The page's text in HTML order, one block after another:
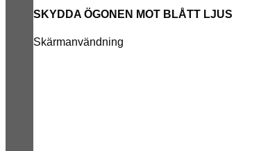
SKYDDA ÖGONEN MOT BLÅTT LJUS
Skärmanvändning